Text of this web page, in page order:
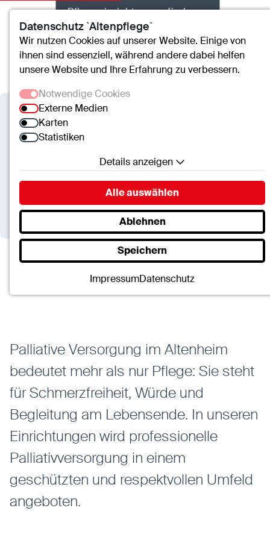
Pflegeeinrichtungen finden
Kontakt Suche Menü
Würdevolle
Palliativversorgung im Alten-
und Pflegeheim
Alten- und Pflegeheime der ctt
Pflege Palliativversorgung
Palliative Versorgung im Altenheim
bedeutet mehr als nur Pflege: Sie steht
für Schmerzfreiheit, Würde und
Begleitung am Lebensende. In unseren
Einrichtungen wird professionelle
Palliativversorgung in einem
geschützten und respektvollen Umfeld
angeboten.
Datenschutz `Altenpflege`
Wir nutzen Cookies auf unserer Website. Einige von
ihnen sind essenziell, während andere dabei helfen
unsere Website und Ihre Erfahrung zu verbessern.
Notwendige Cookies
Externe Medien
Karten
Statistiken
Details anzeigen
Notwendige Cookies
Essenzielle Cookies ermöglichen grundlegende
Funktionen und sind für die einwandfreie Funktion
der Website erforderlich.
SC.Cookie
mscookie
Eigentümer dieser Website
Externe Medien
Mit Ihrer Zustimmung erlauben Sie das Laden von
Vimeo
Anbieter:Vimeo Inc.
Zweck:Verwendung um Vimeo-Videoinhalte zu
entsperren.
Youtube
Alle auswählen
Ablehnen
Speichern
ImpressumDatenschutz